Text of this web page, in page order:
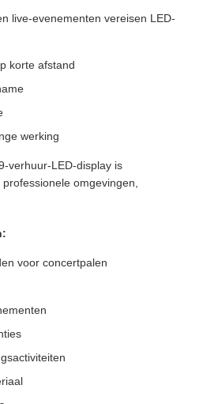
Scherm
live-evenementen vereisen LED-
korte afstand
werking
verhuur-LED-display is
omgevingen,
voor concertpalen